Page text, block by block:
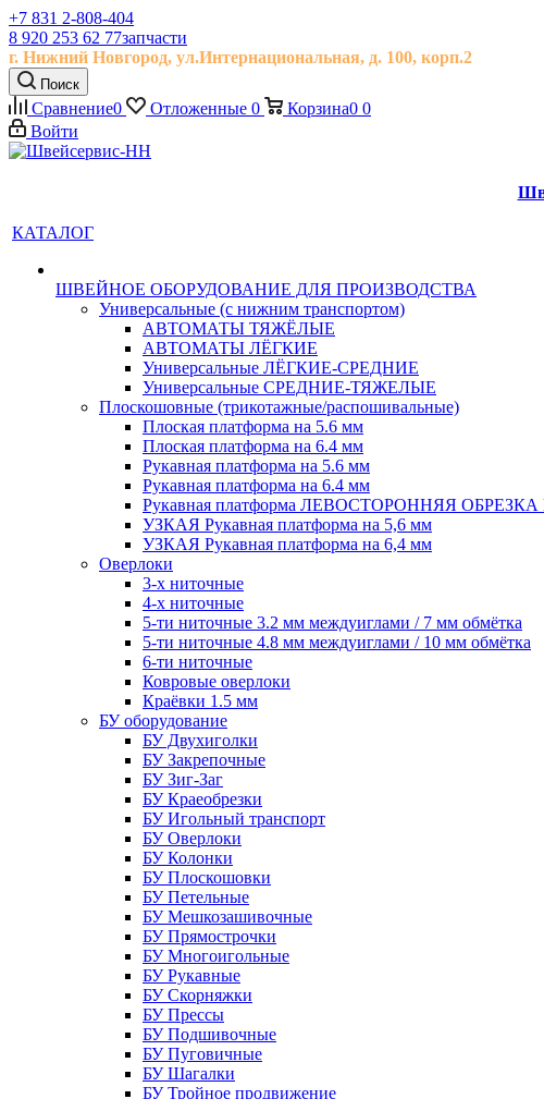
+7 831 2-808-404
8 920 253 62 77запчасти
г. Нижний Новгород, ул.Интернациональная, д. 100, корп.2
Поиск
Сравнение0 Отложенные 0 Корзина0 0
Войти
КАТАЛОГ
ШВЕЙНОЕ ОБОРУДОВАНИЕ ДЛЯ ПРОИЗВОДСТВА
Универсальные (с нижним транспортом)
АВТОМАТЫ ТЯЖЁЛЫЕ
АВТОМАТЫ ЛЁГКИЕ
Универсальные ЛЁГКИЕ-СРЕДНИЕ
Универсальные СРЕДНИЕ-ТЯЖЕЛЫЕ
Плоскошовные (трикотажные/распошивальные)
Плоская платформа на 5.6 мм
Плоская платформа на 6.4 мм
Рукавная платформа на 5.6 мм
Рукавная платформа на 6.4 мм
Рукавная платформа ЛЕВОСТОРОННЯЯ
УЗКАЯ Рукавная платформа на 5,6 мм
УЗКАЯ Рукавная платформа на 6,4 мм
Оверлоки
3-х ниточные
4-х ниточные
5-ти ниточные 3.2 мм междуиглами / 7 мм обмётка
5-ти ниточные 4.8 мм междуиглами / 10 мм обмётка
6-ти ниточные
Ковровые оверлоки
Краёвки 1.5 мм
БУ оборудование
БУ Двухиголки
БУ Закрепочные
БУ Зиг-Заг
БУ Краеобрезки
БУ Игольный транспорт
БУ Оверлоки
БУ Колонки
БУ Плоскошовки
БУ Петельные
БУ Мешкозашивочные
БУ Прямострочки
БУ Многоигольные
БУ Рукавные
БУ Скорняжки
БУ Прессы
БУ Подшивочные
БУ Пуговичные
БУ Шагалки
БУ Тройное продвижение